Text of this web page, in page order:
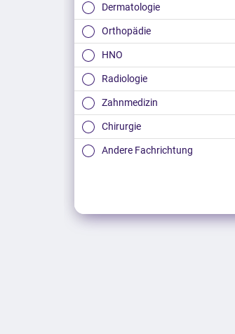
Dermatologie
Orthopädie
HNO
Radiologie
Zahnmedizin
Chirurgie
Andere Fachrichtung